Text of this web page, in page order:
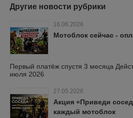
Другие новости рубрики
16.06.2026
Мотоблок сейчас -
Первый платёж спустя 3 месяца
июля 2026
27.05.2026
Акция «Приведи
каждый мотоблок